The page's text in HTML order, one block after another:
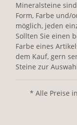
Mineralsteine
Form, Farbe und/
möglich, jeden
Sollten Sie einen
Farbe eines
dem Kauf, gern
Steine zur
* Alle Preise